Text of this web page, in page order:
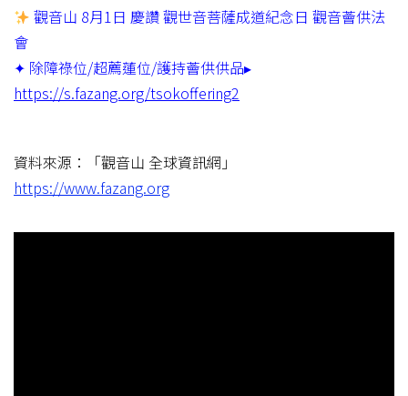
觀音山 8月1日 慶讚 觀世音菩薩成道紀念日 觀音薈供法
會
✦ 除障祿位/超薦蓮位/護持薈供供品▸
https://s.fazang.org/tsokoffering2
資料來源：「觀音山 全球資訊網」
https://www.fazang.org